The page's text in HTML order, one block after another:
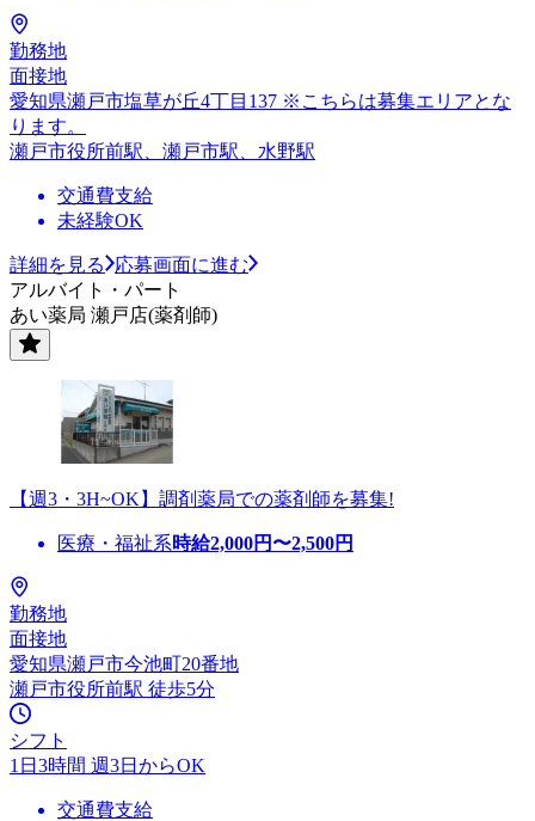
勤務地
面接地
愛知県瀬戸市塩草が丘4丁目137 ※こちらは募集エリアとな
ります。
瀬戸市役所前駅、瀬戸市駅、水野駅
交通費支給
未経験OK
詳細を見る
応募画面に進む
アルバイト・パート
あい薬局 瀬戸店(薬剤師)
【週3・3H~OK】調剤薬局での薬剤師を募集!
医療・福祉系時給2,000円〜2,500円
勤務地
面接地
愛知県瀬戸市今池町20番地
瀬戸市役所前駅 徒歩5分
シフト
1日3時間 週3日からOK
交通費支給